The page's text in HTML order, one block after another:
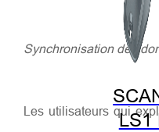
LS1
Synchronisation des
Les utilisateurs qui